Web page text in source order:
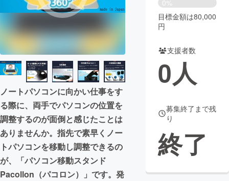
ビジネス・起業
まちづくり・地域活性化
CAMPFIRE for Social Good
CAMPFIRE Creation
CAMPFIREふるさと納税machi-ya
ノートパソコンに向かい仕事をす
る際に、両手でパソコンの位置を
調整するのが面倒と感じたことは
ありませんか。指先で素早くノー
トパソコンを移動し調整できるの
が、「パソコン移動スタンド
Pacollon（パコロン）」です。発
0%
目標金額は80,000
円
支援者数
0人
募集終了まで残
り
終了